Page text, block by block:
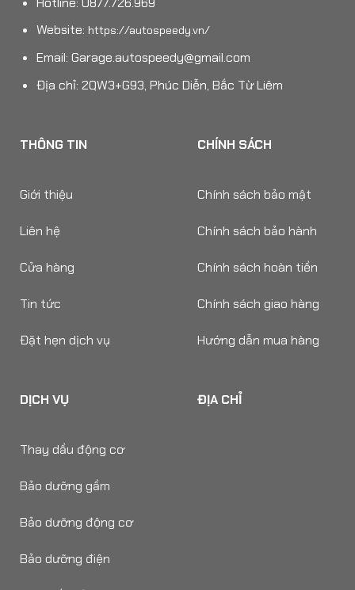
Website: https://autospeedy.vn/
Email: Garage.autospeedy@gmail.com
Địa chỉ: 2QW3+G93, Phúc Diễn, Bắc Từ Liêm
THÔNG TIN
Giới thiệu
Liên hệ
Cửa hàng
Tin tức
Đặt hẹn dịch vụ
CHÍNH SÁCH
Chính sách bảo mật
Chính sách bảo hành
Chính sách hoàn tiền
Chính sách giao hàng
Hướng dẫn mua hàng
DỊCH VỤ
Thay dầu động cơ
Bảo dưỡng gầm
Bảo dưỡng động cơ
Bảo dưỡng điện
ĐỊA CHỈ